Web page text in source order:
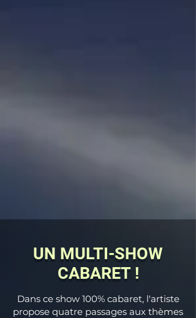
UN MULTI-SHOW
CABARET !
Dans ce show 100% cabaret, l'artiste
propose quatre passages aux thèmes